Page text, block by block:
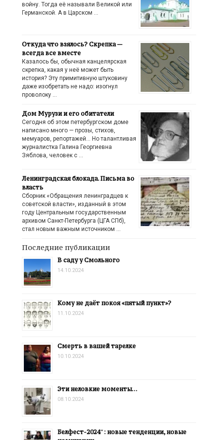
войну. Тогда её называли Великой или
Германской. А в Царском …
Откуда что взялось? Скрепка —
всегда все вместе
Казалось бы, обычная канцелярская
скрепка, какая у неё может быть
история? Эту примитивную штуковину
даже изобретать не надо: изогнул
проволоку …
Дом Мурузи и его обитатели
Сегодня об этом петербургском доме
написано много — прозы, стихов,
мемуаров, репортажей… Но талантливая
журналистка Галина Георгиевна
Зяблова, человек с …
Ленинградская блокада. Письма во
власть
Сборник «Обращения ленинградцев к
советской власти», изданный в этом
году Центральным государственным
архивом Санкт-Петербурга (ЦГА СПб),
стал новым важным источником …
Последние публикации
В саду у Смольного
14.10.2024
Кому не даёт покоя «пятый пункт»?
11.10.2024
Смерть в вашей тарелке
10.10.2024
Эти неловкие моменты…
08.10.2024
Белфест-2024″: новые тенденции, новые